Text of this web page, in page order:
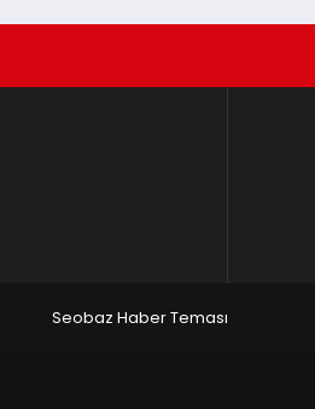
Seobaz Haber Teması